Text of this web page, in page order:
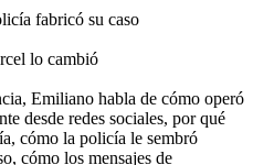
fabricó su caso
lo cambió
Emiliano habla de cómo operó
desde redes sociales, por qué
cómo la policía le sembró
cómo los mensajes de